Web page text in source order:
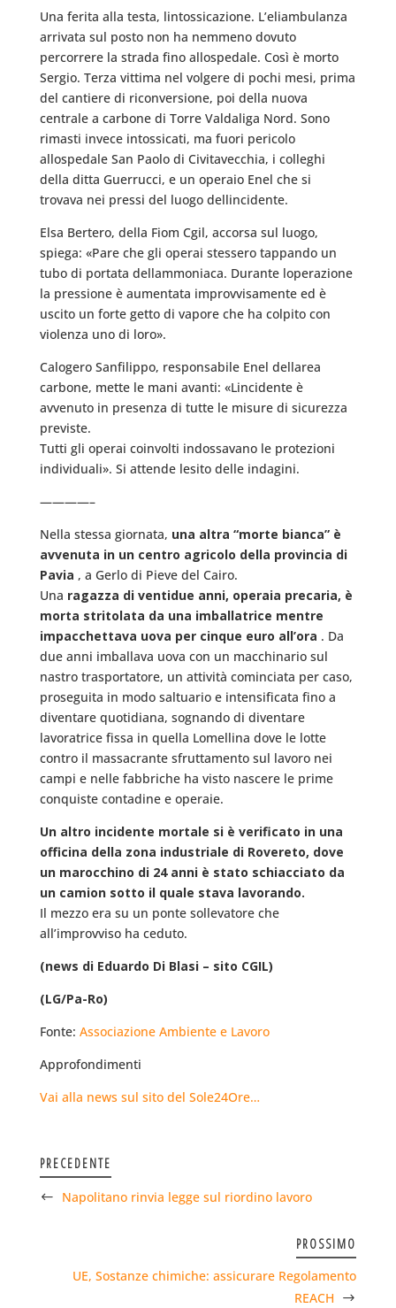
Una ferita alla testa, lintossicazione. L’eliambulanza
arrivata sul posto non ha nemmeno dovuto
percorrere la strada fino allospedale. Così è morto
Sergio. Terza vittima nel volgere di pochi mesi, prima
del cantiere di riconversione, poi della nuova
centrale a carbone di Torre Valdaliga Nord. Sono
rimasti invece intossicati, ma fuori pericolo
allospedale San Paolo di Civitavecchia, i colleghi
della ditta Guerrucci, e un operaio Enel che si
trovava nei pressi del luogo dellincidente.
Elsa Bertero, della Fiom Cgil, accorsa sul luogo,
spiega: «Pare che gli operai stessero tappando un
tubo di portata dellammoniaca. Durante loperazione
la pressione è aumentata improvvisamente ed è
uscito un forte getto di vapore che ha colpito con
violenza uno di loro».
Calogero Sanfilippo, responsabile Enel dellarea
carbone, mette le mani avanti: «Lincidente è
avvenuto in presenza di tutte le misure di sicurezza
previste.
Tutti gli operai coinvolti indossavano le protezioni
individuali». Si attende lesito delle indagini.
————–
Nella stessa giornata, una altra “morte bianca” è
avvenuta in un centro agricolo della provincia di
Pavia , a Gerlo di Pieve del Cairo.
Una ragazza di ventidue anni, operaia precaria, è
morta stritolata da una imballatrice mentre
impacchettava uova per cinque euro all’ora . Da
due anni imballava uova con un macchinario sul
nastro trasportatore, un attività cominciata per caso,
proseguita in modo saltuario e intensificata fino a
diventare quotidiana, sognando di diventare
lavoratrice fissa in quella Lomellina dove le lotte
contro il massacrante sfruttamento sul lavoro nei
campi e nelle fabbriche ha visto nascere le prime
conquiste contadine e operaie.
Un altro incidente mortale si è verificato in una
officina della zona industriale di Rovereto, dove
un marocchino di 24 anni è stato schiacciato da
un camion sotto il quale stava lavorando.
Il mezzo era su un ponte sollevatore che
all’improvviso ha ceduto.
(news di Eduardo Di Blasi – sito CGIL)
(LG/Pa-Ro)
Fonte: Associazione Ambiente e Lavoro
Approfondimenti
Vai alla news sul sito del Sole24Ore…
PRECEDENTE
Napolitano rinvia legge sul riordino lavoro
PROSSIMO
UE, Sostanze chimiche: assicurare Regolamento
REACH